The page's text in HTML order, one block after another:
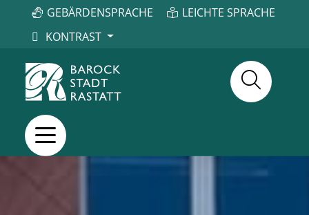
GEBÄRDENSPRACHE
LEICHTE SPRACHE
KONTRAST